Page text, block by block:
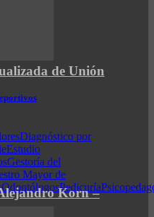
Diagnóstico por
Estudio
Gestoría del
Mayor de
OdontólogosPedicuría
de Unión
Korn –